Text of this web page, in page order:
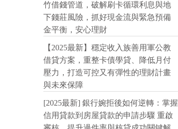
竹借錢管道，破解刷卡循環利息與地
下錢莊風險，抓好現金流與緊急預備
金平衡，安心理財
【2025最新】穩定收入族善用軍公教
借貸方案，重整卡債學貸、降低月付
壓力，打造可控又有彈性的理財計畫
與未來保障
[2025最新] 銀行婉拒後如何逆轉：掌握
信用貸款到房屋貸款的申請步驟 重啟